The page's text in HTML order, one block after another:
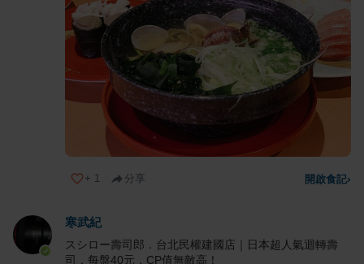
+ 1 分享 開啟食記›
寒武紀
スシロー壽司郎．台北民權建國店｜日本超人氣迴轉壽
司．每盤40元．CP值無敵高！